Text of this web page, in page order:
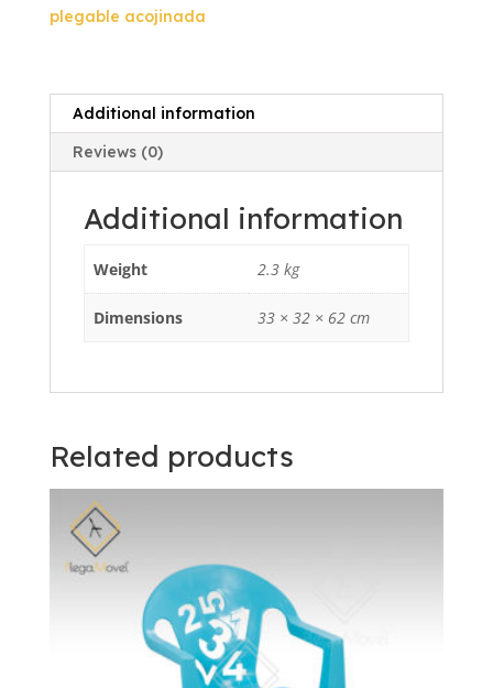
Naranja
Vinil
plegable acojinada
Additional information
Reviews (0)
Additional information
Weight 2.3 kg
Dimensions 33 × 32 × 62 cm
Related products